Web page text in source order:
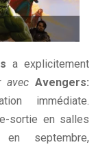
a explicitement
avec Avengers:
immédiate.
sortie en salles
septembre,